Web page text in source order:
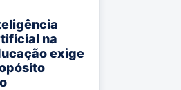
na
exige